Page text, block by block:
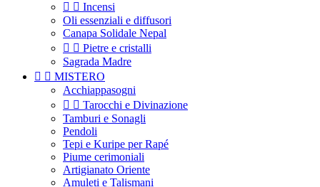
  Incensi
Oli essenziali e diffusori
Canapa Solidale Nepal
  Pietre e cristalli
Sagrada Madre
  MISTERO
Acchiappasogni
  Tarocchi e Divinazione
Tamburi e Sonagli
Pendoli
Tepi e Kuripe per Rapé
Piume cerimoniali
Artigianato Oriente
Amuleti e Talismani